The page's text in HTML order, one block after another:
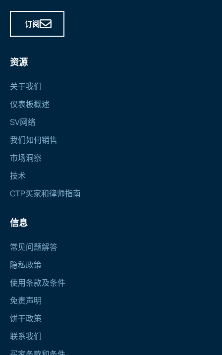
资源
关于我们
仪表板概述
SV网络
我们如何销售
市场洞察
技术
CTP买家和律师指南
信息
常见问题解答
隐私政策
使用条款及条件
免责声明
饼干政策
联系我们
订阅